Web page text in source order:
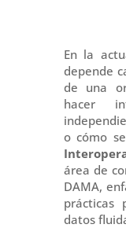
En la
depende
de una
hacer
o cómo
área de
DAMA,
prácticas
datos